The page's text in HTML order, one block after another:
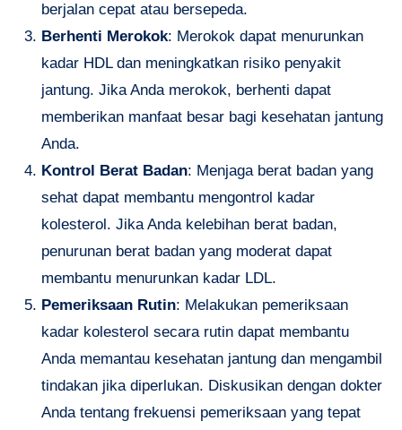
berjalan cepat atau bersepeda.
Berhenti Merokok: Merokok dapat menurunkan
kadar HDL dan meningkatkan risiko penyakit
jantung. Jika Anda merokok, berhenti dapat
memberikan manfaat besar bagi kesehatan jantung
Anda.
Kontrol Berat Badan: Menjaga berat badan yang
sehat dapat membantu mengontrol kadar
kolesterol. Jika Anda kelebihan berat badan,
penurunan berat badan yang moderat dapat
membantu menurunkan kadar LDL.
Pemeriksaan Rutin: Melakukan pemeriksaan
kadar kolesterol secara rutin dapat membantu
Anda memantau kesehatan jantung dan mengambil
tindakan jika diperlukan. Diskusikan dengan dokter
Anda tentang frekuensi pemeriksaan yang tepat